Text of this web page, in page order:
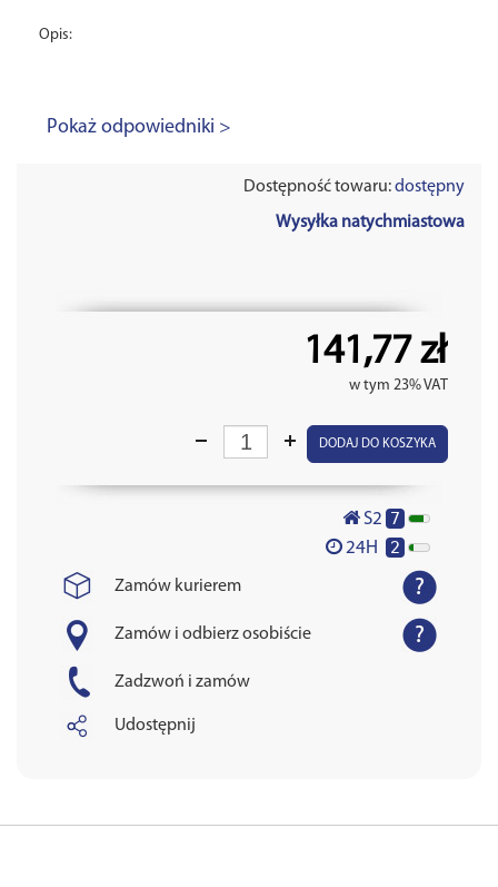
Opis:
Pokaż odpowiedniki >
Dostępność towaru:dostępny
Wysyłka natychmiastowa
141,77 zł
w tym 23% VAT
DODAJ DO KOSZYKA
S2 7
24H 2
Zamów kurierem
Zamów i odbierz osobiście
Zadzwoń i zamów
Udostępnij